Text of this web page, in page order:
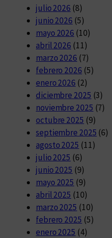
julio 2026 (8)
junio 2026 (5)
mayo 2026 (10)
abril 2026 (11)
marzo 2026 (7)
febrero 2026 (5)
enero 2026 (2)
diciembre 2025 (3)
noviembre 2025 (7)
octubre 2025 (9)
septiembre 2025 (6)
agosto 2025 (11)
julio 2025 (6)
junio 2025 (9)
mayo 2025 (9)
abril 2025 (10)
marzo 2025 (10)
febrero 2025 (5)
enero 2025 (4)